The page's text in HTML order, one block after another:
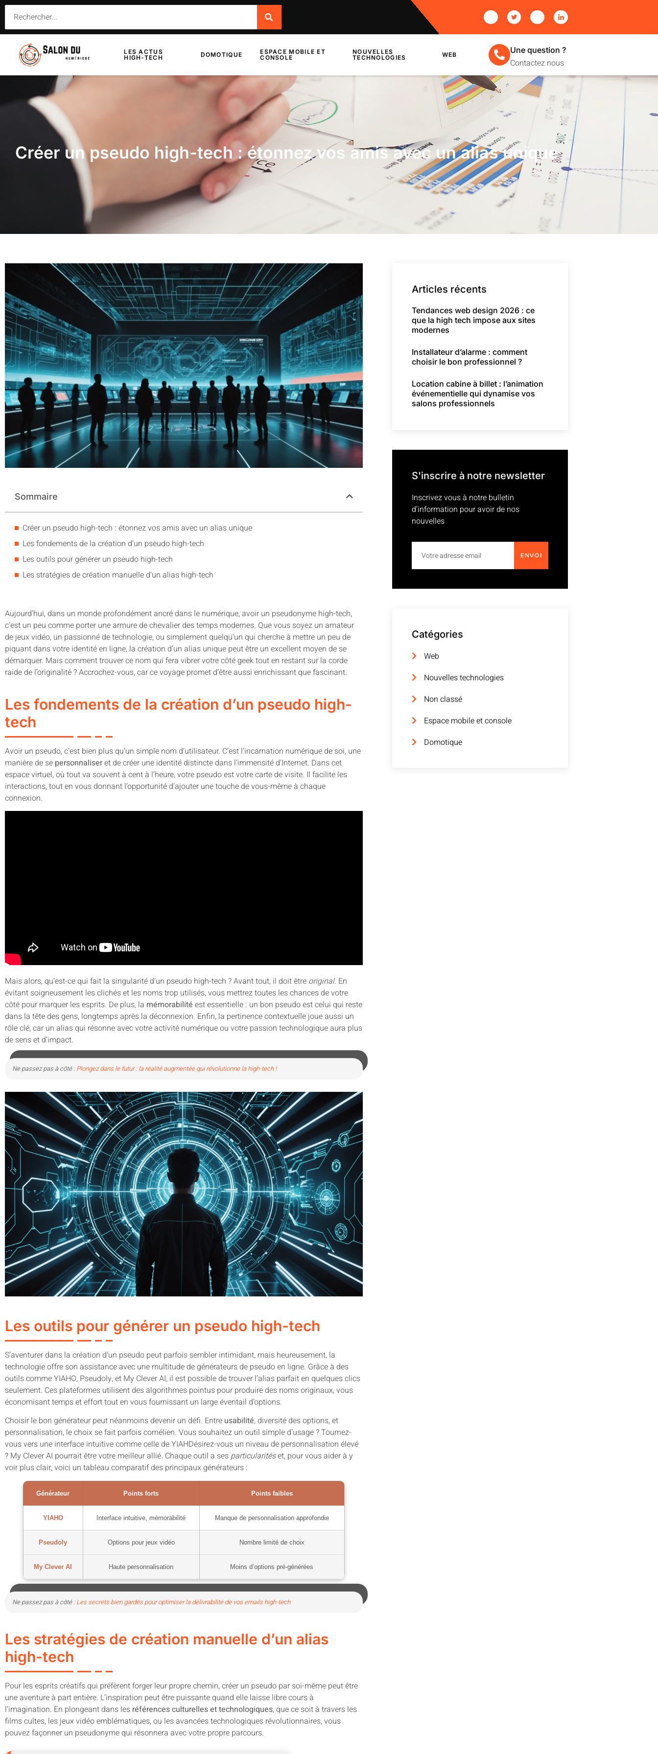
LES ACTUS
HIGH-TECH
DOMOTIQUE
ESPACE MOBILE ET
CONSOLE
NOUVELLES
TECHNOLOGIES
WEB Une question ?
Contactez nous
Créer un pseudo high-tech : étonnez vos amis avec un alias unique
Sommaire
Créer un pseudo high-tech : étonnez vos amis avec un alias unique
Les fondements de la création d’un pseudo high-tech
Les outils pour générer un pseudo high-tech
Les stratégies de création manuelle d’un alias high-tech
Aujourd’hui, dans un monde profondément ancré dans le numérique, avoir un pseudonyme high-tech,
c’est un peu comme porter une armure de chevalier des temps modernes. Que vous soyez un amateur
de jeux vidéo, un passionné de technologie, ou simplement quelqu’un qui cherche à mettre un peu de
piquant dans votre identité en ligne, la création d’un alias unique peut être un excellent moyen de se
démarquer. Mais comment trouver ce nom qui fera vibrer votre côté geek tout en restant sur la corde
raide de l’originalité ? Accrochez-vous, car ce voyage promet d’être aussi enrichissant que fascinant.
Les fondements de la création d’un pseudo high-
tech
Avoir un pseudo, c’est bien plus qu’un simple nom d’utilisateur. C’est l’incarnation numérique de soi, une
manière de se personnaliseret de créer une identité distincte dans l’immensité d’Internet. Dans cet
espace virtuel, où tout va souvent à cent à l’heure, votre pseudo est votre carte de visite. Il facilite les
interactions, tout en vous donnant l’opportunité d’ajouter une touche de vous-même à chaque
connexion.
Mais alors, qu’est-ce qui fait la singularité d’un pseudo high-tech ? Avant tout, il doit être original. En
évitant soigneusement les clichés et les noms trop utilisés, vous mettrez toutes les chances de votre
côté pour marquer les esprits. De plus, la mémorabilité est essentielle : un bon pseudo est celui qui reste
dans la tête des gens, longtemps après la déconnexion. Enfin, la pertinence contextuelle joue aussi un
rôle clé, car un alias qui résonne avec votre activité numérique ou votre passion technologique aura plus
de sens et d’impact.
Ne passez pas à côté :Plongez dans le futur : la réalité augmentée qui révolutionne la high-tech !
Les outils pour générer un pseudo high-tech
S’aventurer dans la création d’un pseudo peut parfois sembler intimidant, mais heureusement, la
technologie offre son assistance avec une multitude de générateurs de pseudo en ligne. Grâce à des
outils comme YIAHO, Pseudoly, et My Clever AI, il est possible de trouver l’alias parfait en quelques clics
seulement. Ces plateformes utilisent des algorithmes pointus pour produire des noms originaux, vous
économisant temps et effort tout en vous fournissant un large éventail d’options.
Choisir le bon générateur peut néanmoins devenir un défi. Entre usabilité, diversité des options, et
personnalisation, le choix se fait parfois cornélien. Vous souhaitez un outil simple d’usage ? Tournez-
vous vers une interface intuitive comme celle de YIAHDésirez-vous un niveau de personnalisation élevé
? My Clever AI pourrait être votre meilleur allié. Chaque outil a sesparticularitéset, pour vous aider à y
voir plus clair, voici un tableau comparatif des principaux générateurs :
Générateur Points forts Points faibles
YIAHO Interface intuitive, mémorabilité Manque de personnalisation approfondie
Pseudoly Options pour jeux vidéo Nombre limité de choix
My Clever AI Haute personnalisation Moins d’options pré-générées
Ne passez pas à côté :Les secrets bien gardés pour optimiser la délivrabilité de vos emails high-tech
Les stratégies de création manuelle d’un alias
high-tech
Pour les esprits créatifs qui préfèrent forger leur propre chemin, créer un pseudo par soi-même peut être
une aventure à part entière. L’inspiration peut être puissante quand elle laisse libre cours à
l’imagination. En plongeant dans les références culturelles et technologiques, que ce soit à travers les
films cultes, les jeux vidéo emblématiques, ou les avancées technologiques révolutionnaires, vous
pouvez façonner un pseudonyme qui résonnera avec votre propre parcours.
Articles récents
Tendances web design 2026 : ce
que la high tech impose aux sites
modernes
Installateur d’alarme : comment
choisir le bon professionnel ?
Location cabine à billet : l’animation
événementielle qui dynamise vos
salons professionnels
S'inscrire à notre newsletter
Inscrivez vous à notre bulletin
d’information pour avoir de nos
nouvelles
ENVOI
Catégories
Web
Nouvelles technologies
Non classé
Espace mobile et console
Domotique